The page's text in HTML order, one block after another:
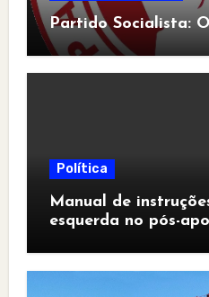
Partido Socialista:
Política
Manual de
esquerda no pós-